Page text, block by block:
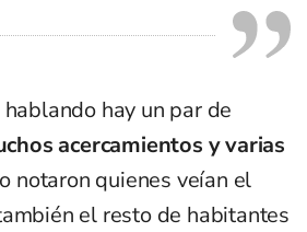
hay un par de
acercamientos y varias
notaron quienes veían el
el resto de habitantes